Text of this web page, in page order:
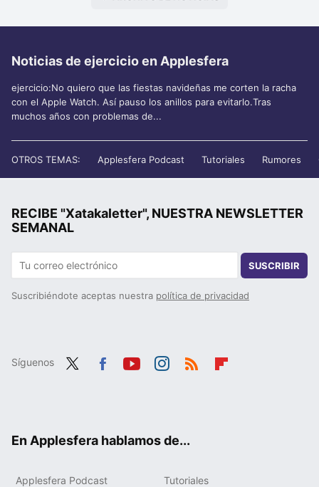
Noticias de ejercicio en Applesfera
ejercicio:No quiero que las fiestas navideñas me corten la racha
con el Apple Watch. Así pauso los anillos para evitarlo.Tras
muchos años con problemas de...
OTROS TEMAS: Applesfera Podcast Tutoriales Rumores
RECIBE "Xatakaletter", NUESTRA NEWSLETTER
SEMANAL
SUSCRIBIR
Suscribiéndote aceptas nuestra política de privacidad
Síguenos
En Applesfera hablamos de...
Applesfera Podcast Tutoriales